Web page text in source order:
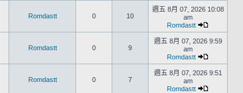
Romdastt 0 10
週五 8月 07, 2026 10:08
am
Romdastt
Romdastt 0 9
週五 8月 07, 2026 9:59
am
Romdastt
Romdastt 0 7
週五 8月 07, 2026 9:51
am
Romdastt